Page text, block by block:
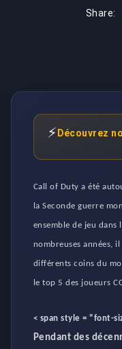
Share:
⚡ Découvrez
Call of Duty a été
la Seconde guerre
ensemble de jeu dans
nombreuses années,
différents coins du
le top 5 des joueurs
< span style = "font-
Pendant des